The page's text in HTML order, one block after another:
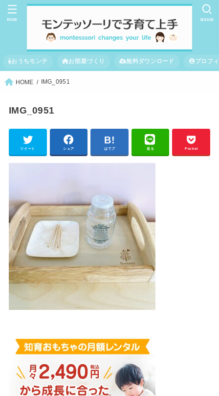
おうちモンテ お部屋づくり 無料ダウンロード プロフ
SEARCH
MENU
HOME IMG_0951
IMG_0951
ツイート シェア はてブ 送る Pocket